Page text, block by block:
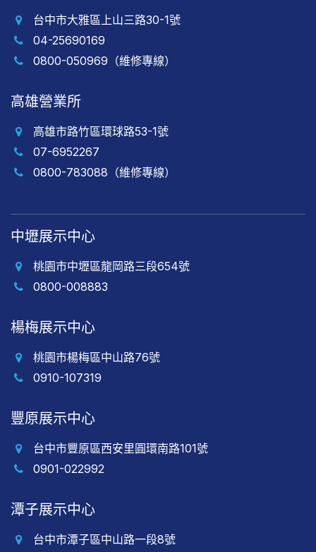
台中市大雅區上山三路30-1號
04-25690169
0800-050969（維修專線）
高雄營業所
高雄市路竹區環球路53-1號
07-6952267
0800-783088（維修專線）
中壢展示中心
桃園市中壢區龍岡路三段654號
0800-008883
楊梅展示中心
桃園市楊梅區中山路76號
0910-107319
豐原展示中心
台中市豐原區西安里圓環南路101號
0901-022992
潭子展示中心
台中市潭子區中山路一段8號